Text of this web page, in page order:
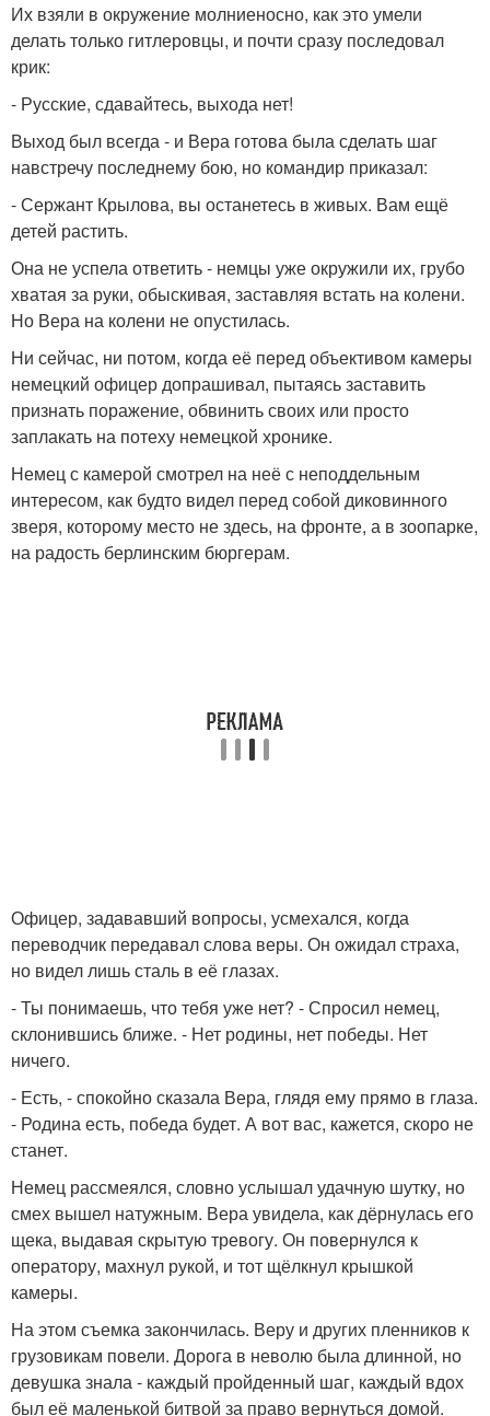
Их взяли в окружение молниеносно, как это умели
делать только гитлеровцы, и почти сразу последовал
крик:
- Русские, сдавайтесь, выхода нет!
Выход был всегда - и Вера готова была сделать шаг
навстречу последнему бою, но командир приказал:
- Сержант Крылова, вы останетесь в живых. Вам ещё
детей растить.
Она не успела ответить - немцы уже окружили их, грубо
хватая за руки, обыскивая, заставляя встать на колени.
Но Вера на колени не опустилась.
Ни сейчас, ни потом, когда её перед объективом камеры
немецкий офицер допрашивал, пытаясь заставить
признать поражение, обвинить своих или просто
заплакать на потеху немецкой хронике.
Немец с камерой смотрел на неё с неподдельным
интересом, как будто видел перед собой диковинного
зверя, которому место не здесь, на фронте, а в зоопарке,
на радость берлинским бюргерам.
Офицер, задававший вопросы, усмехался, когда
переводчик передавал слова веры. Он ожидал страха,
но видел лишь сталь в её глазах.
- Ты понимаешь, что тебя уже нет? - Спросил немец,
склонившись ближе. - Нет родины, нет победы. Нет
ничего.
- Есть, - спокойно сказала Вера, глядя ему прямо в глаза.
- Родина есть, победа будет. А вот вас, кажется, скоро не
станет.
Немец рассмеялся, словно услышал удачную шутку, но
смех вышел натужным. Вера увидела, как дёрнулась его
щека, выдавая скрытую тревогу. Он повернулся к
оператору, махнул рукой, и тот щёлкнул крышкой
камеры.
На этом съемка закончилась. Веру и других пленников к
грузовикам повели. Дорога в неволю была длинной, но
девушка знала - каждый пройденный шаг, каждый вдох
был её маленькой битвой за право вернуться домой.